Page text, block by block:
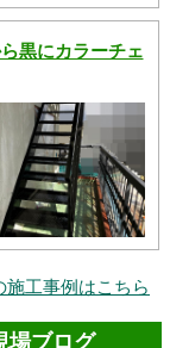
黒にカラーチェ
施工事例はこちら
場ブログ